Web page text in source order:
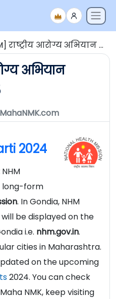
आरोग्य अभियान गोंदिया भरती 2025
अभियान
MahaNMK.com
2024
NHM
long-form
. In Gondia, NHM
be displayed on the
i.e. nhm.gov.in.
cities in Maharashtra.
on the upcoming
2024. You can check
NMK, keep visiting